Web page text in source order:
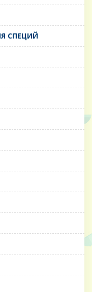
СПЕЦИЙ